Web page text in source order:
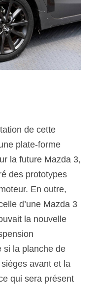
de cette
plate-forme
la future Mazda 3,
des prototypes
En outre,
d’une Mazda 3
la nouvelle
si la planche de
avant et la
qui sera présent